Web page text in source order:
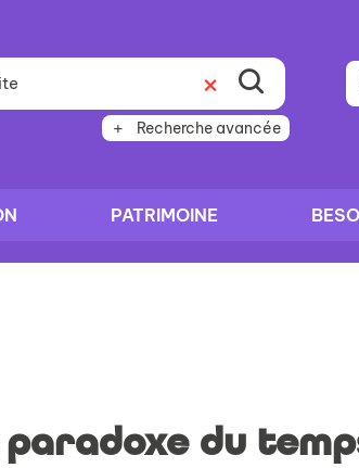
Recherche avancée
PATRIMOINE
du